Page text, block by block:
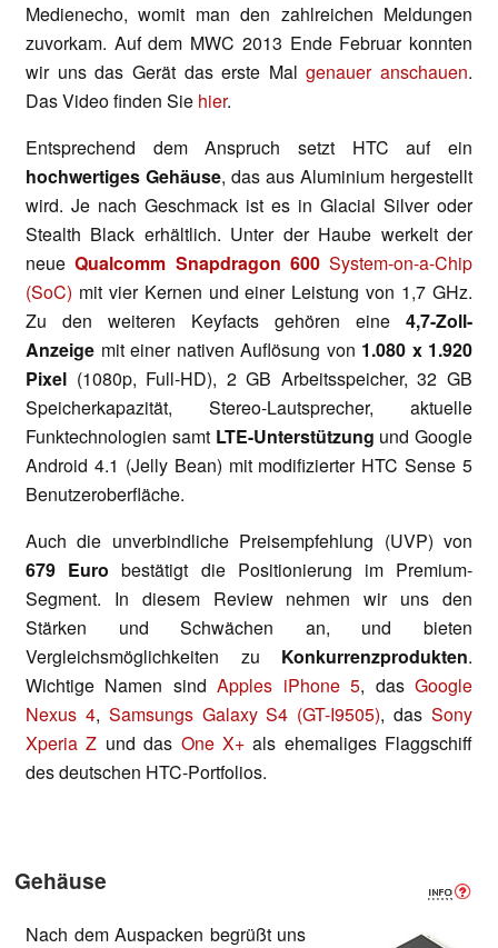
Medienecho, womit man den zahlreichen Meldungen
zuvorkam. Auf dem MWC 2013 Ende Februar konnten
wir uns das Gerät das erste Malgenauer anschauen.
Das Video finden Sie hier.
Entsprechend dem Anspruch setzt HTC auf ein
hochwertiges Gehäuse, das aus Aluminium hergestellt
wird. Je nach Geschmack ist es in Glacial Silver oder
Stealth Black erhältlich. Unter der Haube werkelt der
neueQualcomm Snapdragon 600 System-on-a-Chip
(SoC) mit vier Kernen und einer Leistung von 1,7 GHz.
Zu den weiteren Keyfacts gehören eine 4,7-Zoll-
Anzeige mit einer nativen Auflösung von 1.080 x 1.920
Pixel (1080p, Full-HD), 2 GB Arbeitsspeicher, 32 GB
Speicherkapazität, Stereo-Lautsprecher, aktuelle
Funktechnologien samt LTE-Unterstützung und Google
Android 4.1 (Jelly Bean) mit modifizierter HTC Sense 5
Benutzeroberfläche.
Auch die unverbindliche Preisempfehlung (UVP) von
679 Euro bestätigt die Positionierung im Premium-
Segment. In diesem Review nehmen wir uns den
Stärken und Schwächen an, und bieten
Vergleichsmöglichkeiten zu Konkurrenzprodukten.
Wichtige Namen sindApples iPhone 5, dasGoogle
Nexus 4, Samsungs Galaxy S4 (GT-I9505), dasSony
Xperia Z und das One X+als ehemaliges Flaggschiff
des deutschen HTC-Portfolios.
Gehäuse
Nach dem Auspacken begrüßt uns